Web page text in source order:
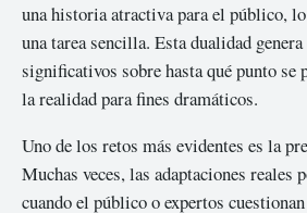
una historia atractiva para el público,
una tarea sencilla. Esta dualidad
significativos sobre hasta qué punto se
la realidad para fines dramáticos.
Uno de los retos más evidentes es la
Muchas veces, las adaptaciones reales
cuando el público o expertos